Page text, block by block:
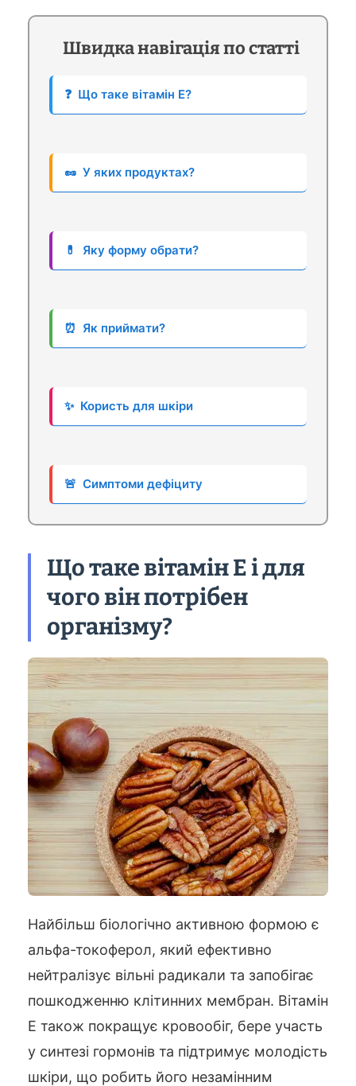
Швидка навігація по статті
❓ Що таке вітамін Е?
🥜 У яких продуктах?
💊 Яку форму обрати?
⏰ Як приймати?
✨ Користь для шкіри
🚨 Симптоми дефіциту
Що таке вітамін Е і для
чого він потрібен
організму?
Найбільш біологічно активною формою є
альфа-токоферол, який ефективно
нейтралізує вільні радикали та запобігає
пошкодженню клітинних мембран. Вітамін
Е також покращує кровообіг, бере участь
у синтезі гормонів та підтримує молодість
шкіри, що робить його незамінним